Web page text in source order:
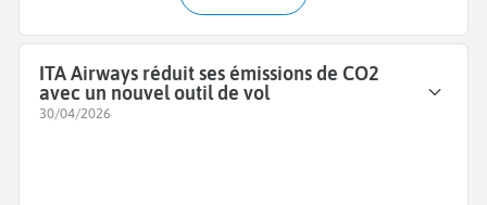
ITA Airways réduit ses émissions de CO2
avec un nouvel outil de vol
30/04/2026